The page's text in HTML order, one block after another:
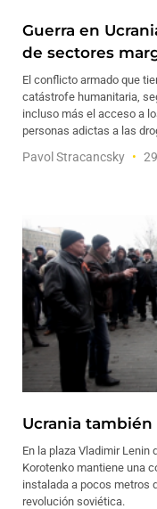
Guerra en
de sectores
El conflicto armado que
catástrofe humanitaria,
incluso más el acceso a
personas adictas a las
Pavol Stracancsky
Ucrania
En la plaza Vladimir Lenin
Korotenko mantiene una
instalada a pocos metros
revolución soviética.